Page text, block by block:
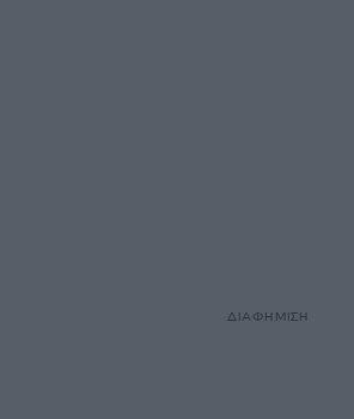
ΔΙΑΦΗΜΙΣΗ